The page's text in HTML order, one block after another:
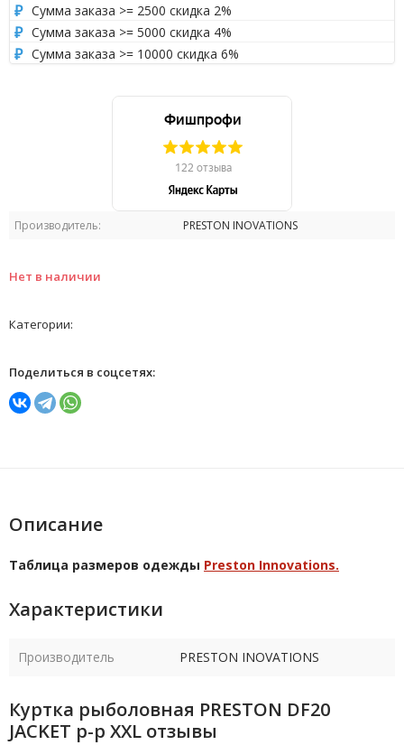
Производитель: PRESTON INOVATIONS
Нет в наличии
Сумма заказа >= 2500 скидка 2%
Сумма заказа >= 5000 скидка 4%
Сумма заказа >= 10000 скидка 6%
Категории:
Поделиться в соцсетях:
Описание
Таблица размеров одежды Preston Innovations.
Характеристики
Производитель PRESTON INOVATIONS
Куртка рыболовная PRESTON DF20
JACKET р-р XXL отзывы